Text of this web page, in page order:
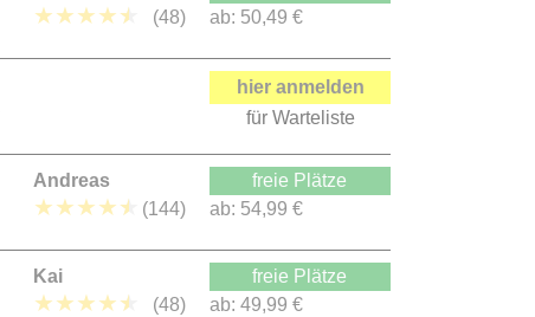
★★★★★ (48)
ab: 50,49 €
hier anmelden
für Warteliste
Andreas
★★★★★ (144)
freie Plätze
ab: 54,99 €
Kai
★★★★★ (48)
freie Plätze
ab: 49,99 €